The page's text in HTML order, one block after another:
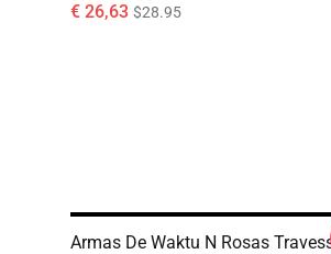
€ 26,63 $28.95
Armas De Waktu N Rosas